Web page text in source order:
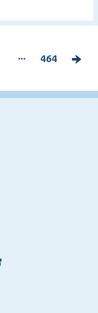
...
P
g
464
V
l